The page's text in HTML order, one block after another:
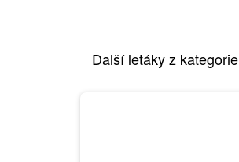
Další letáky z kategorie